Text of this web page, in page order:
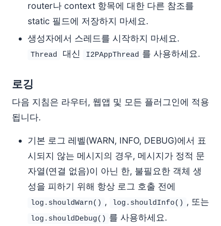
router나 context 항목에 대한 다른 참조를
static 필드에 저장하지 마세요.
생성자에서 스레드를 시작하지 마세요.
Thread 대신 I2PAppThread 를 사용하세요.
로깅
다음 지침은 라우터, 웹앱 및 모든 플러그인에 적용
됩니다.
기본 로그 레벨(WARN, INFO, DEBUG)에서 표
시되지 않는 메시지의 경우, 메시지가 정적 문
자열(연결 없음)이 아닌 한, 불필요한 객체 생
성을 피하기 위해 항상 로그 호출 전에
log.shouldWarn() , log.shouldInfo() , 또는
log.shouldDebug() 를 사용하세요.